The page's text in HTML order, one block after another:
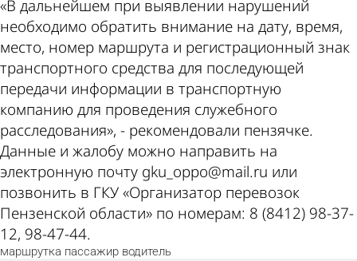
«В дальнейшем при выявлении нарушений
необходимо обратить внимание на дату, время,
место, номер маршрута и регистрационный знак
транспортного средства для последующей
передачи информации в транспортную
компанию для проведения служебного
расследования», - рекомендовали пензячке.
Данные и жалобу можно направить на
электронную почту gku_oppo@mail.ru или
позвонить в ГКУ «Организатор перевозок
Пензенской области» по номерам: 8 (8412) 98-37-
12, 98-47-44.
маршрутка пассажир водитель